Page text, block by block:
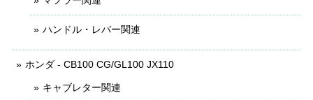
ハンドル・レバー関連
ホンダ - CB100 CG/GL100 JX110
キャブレター関連